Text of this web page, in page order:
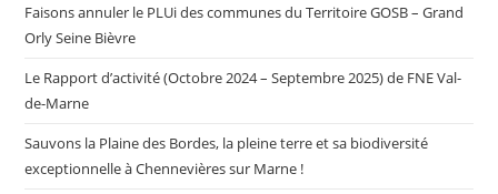
Faisons annuler le PLUi des communes du Territoire GOSB – Grand
Orly Seine Bièvre
Le Rapport d’activité (Octobre 2024 – Septembre 2025) de FNE Val-
de-Marne
Sauvons la Plaine des Bordes, la pleine terre et sa biodiversité
exceptionnelle à Chennevières sur Marne !